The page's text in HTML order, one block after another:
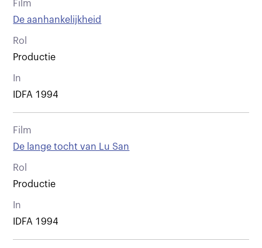
Film
De aanhankelijkheid
Rol
Productie
In
IDFA 1994
Film
De lange tocht van Lu San
Rol
Productie
In
IDFA 1994